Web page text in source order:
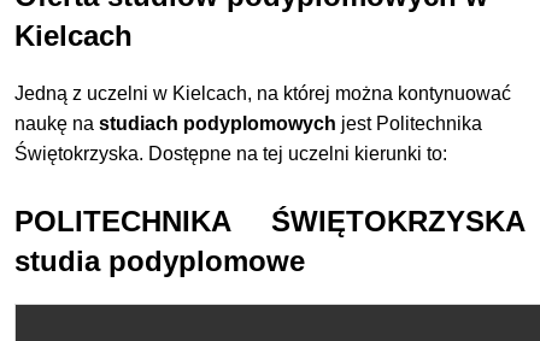
Kielcach
Jedną z uczelni w Kielcach, na której można kontynuować
naukę nastudiach podyplomowych jest Politechnika
Świętokrzyska. Dostępne na tej uczelni kierunki to:
POLITECHNIKA ŚWIĘTOKRZYSKA
studia podyplomowe